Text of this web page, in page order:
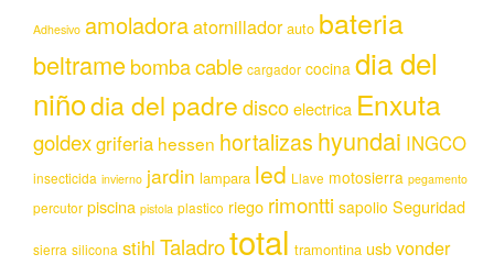
Adhesivo amoladoraatornillador auto bateria
beltramebombacable cargador cocina dia del
niñodia del padrediscoelectrica Enxuta
goldexgriferia hessen hortalizas hyundai INGCO
insecticida invierno jardin lampara led Llave motosierra pegamento
percutor piscina pistola plastico riego rimontti sapolio Seguridad
sierra silicona stihl Taladrototal tramontina usbvonder